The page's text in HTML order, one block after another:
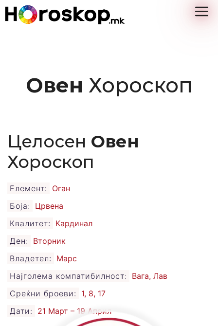
Skip
Овен Хороскоп
Целосен Овен
Хороскоп
Елемент:
Оган
Боја:
Црвена
Квалитет:
Кардинал
Ден:
Вторник
Владетел:
Марс
Најголема компатибилност:
Вага, Лав
Среќни броеви:
1, 8, 17
Дати:
21 Март – 19 Април